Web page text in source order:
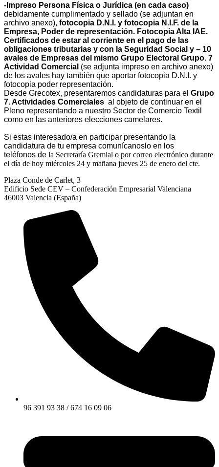
-Impreso Persona Física o Jurídica (en cada caso)
debidamente cumplimentado y sellado (se adjuntan en
archivo anexo), fotocopia D.N.I. y fotocopia N.I.F. de la
Empresa, Poder de representación. Fotocopia Alta IAE.
Certificados de estar al corriente en el pago de las
obligaciones tributarias y con la Seguridad Social y – 10
avales de Empresas del mismo Grupo Electoral Grupo. 7
Actividad Comercial (se adjunta impreso en archivo anexo)
de los avales hay también que aportar fotocopia D.N.I. y
fotocopia poder representación.
Desde Grecotex, presentaremos candidaturas para el Grupo
7. Actividades Comerciales al objeto de continuar en el
Pleno representando a nuestro Sector de Comercio Textil
como en las anteriores elecciones camelares.
Si estas interesado/a en participar presentando la
candidatura de tu empresa comunícanoslo en los
teléfonos de la Secretaría Gremial o por correo electrónico durante
el día de hoy miércoles 24 y mañana jueves 25 de enero del cte.
Plaza Conde de Carlet, 3
Edificio Sede CEV – Confederación Empresarial Valenciana
46003 Valencia (España)
96 391 93 38 / 674 16 09 06